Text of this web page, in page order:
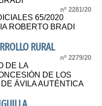
nº 2281/20
65/2020
ROBERTO BRADI
RURAL
nº 2279/20
DE LA
DE LOS
ÁVILA AUTÉNTICA